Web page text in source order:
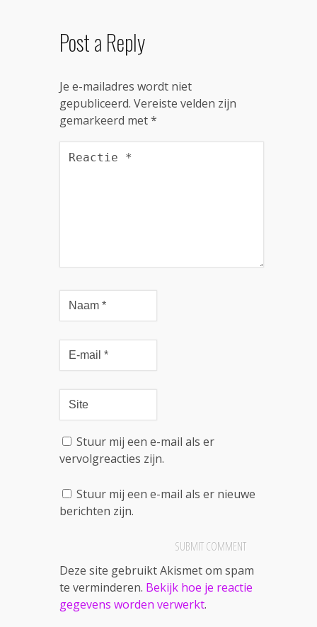
Post a Reply
Je e-mailadres wordt niet
gepubliceerd. Vereiste velden zijn
gemarkeerd met*
Stuur mij een e-mail als er
vervolgreacties zijn.
Stuur mij een e-mail als er nieuwe
berichten zijn.
Deze site gebruikt Akismet om spam
te verminderen. Bekijk hoe je reactie
gegevens worden verwerkt.